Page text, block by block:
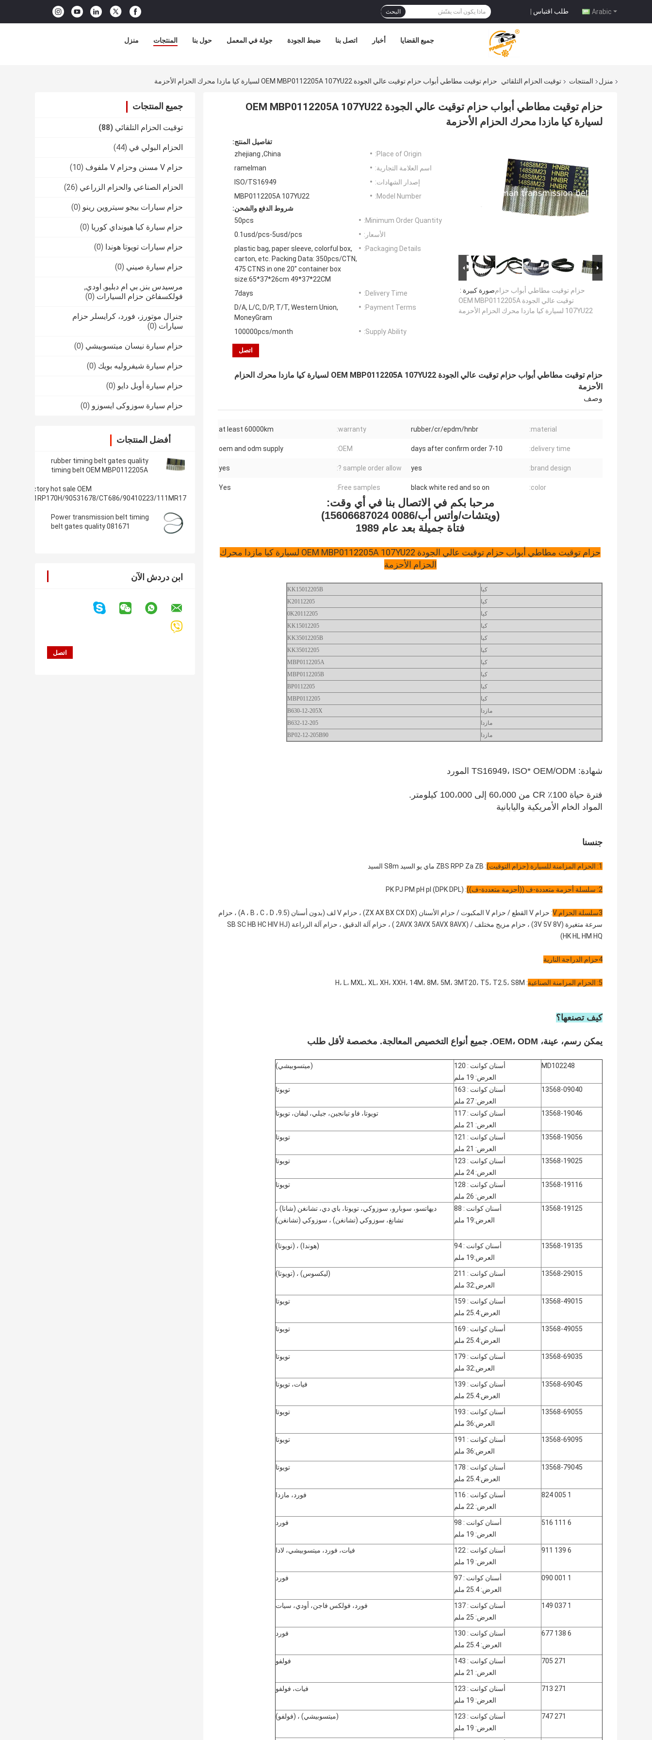
Arabic طلب اقتباس | البحث
منزل المنتجات حول بنا جولة في المعمل ضبط الجودة اتصل بنا أخبار جميع القضايا
منزل المنتجات توقيت الحزام التلقائي حزام توقيت مطاطي أبواب حزام توقيت عالي الجودة OEM MBP0112205A 107YU22 لسيارة كيا مازدا محرك الحزام الأحزمة
جميع المنتجات
توقيت الحزام التلقائي (88)
الحزام البولي في (44)
حزام V مسنن وحزام V ملفوف (10)
الحزام الصناعي والحزام الزراعي (26)
حزام سيارات بيجو سيتروين رينو (0)
حزام سيارة كيا هيونداي كوريا (0)
حزام سيارات تويوتا هوندا (0)
حزام سيارة صيني (0)
مرسيدس بنز, بي ام دبليو, اودي,
فولكسفاغن حزام السيارات (0)
جنرال موتورز، فورد، كرايسلر حزام
سيارات (0)
حزام سيارة نيسان ميتسوبيشي (0)
حزام سيارة شيفروليه بويك (0)
حزام سيارة أوبل دايو (0)
حزام سيارة سوزوكى ايسوزو (0)
أفضل المنتجات
rubber timing belt gates quality
timing belt OEM MBP0112205A
engine belt ramelman belts
factory hot sale OEM
111RP170H/90531678/CT686/90410223/111MR17
Power transmission belt timing
belt gates quality 081671
ابن دردش الآن
حزام توقيت مطاطي أبواب حزام توقيت عالي الجودة OEM MBP0112205A 107YU22
لسيارة كيا مازدا محرك الحزام الأحزمة
صورة كبيرة :حزام توقيت مطاطي أبواب حزام
توقيت عالي الجودة OEM MBP0112205A
107YU22 لسيارة كيا مازدا محرك الحزام الأحزمة
تفاصيل المنتج:
Place of Origin:
zhejiang ,China
اسم العلامة التجارية:
ramelman
إصدار الشهادات:
ISO/TS16949
Model Number:
MBP0112205A 107YU22
شروط الدفع والشحن:
Minimum Order Quantity:
50pcs
الأسعار:
0.1usd/pcs-5usd/pcs
Packaging Details:
plastic bag, paper sleeve, colorful box,
carton, etc. Packing Data: 350pcs/CTN,
475 CTNS in one 20'' container box
size:65*37*26cm 49*37*22CM
Delivery Time:
7days
Payment Terms:
D/A, L/C, D/P, T/T, Western Union,
MoneyGram
Supply Ability:
100000pcs/month
اتصل
حزام توقيت مطاطي أبواب حزام توقيت عالي الجودة OEM MBP0112205A 107YU22 لسيارة كيا مازدا محرك الحزام
الأحزمة
وصف
material:
rubber/cr/epdm/hnbr
warranty:
at least 60000km
delivery time:
7-10 days after confirm order
OEM:
oem and odm supply
brand design:
yes
sample order allow ?:
yes
color:
black white red and so on
Free samples:
Yes
مرحبا بكم في الاتصال بنا في أي وقت:
(ويتشات/واتس أب/0086 15606687024)
فتاة جميلة بعد عام 1989
حزام توقيت مطاطي أبواب حزام توقيت عالي الجودة OEM MBP0112205A 107YU22 لسيارة كيا مازدا محرك
الحزام الأحزمة
كيا
KK15012205B
كيا
K20112205
كيا
0K20112205
كيا
KK15012205
كيا
KK35012205B
كيا
KK35012205
كيا
MBP0112205A
كيا
MBP0112205B
كيا
BP0112205
كيا
MBP0112205
مازدا
B630-12-205X
مازدا
B632-12-205
مازدا
BP02-12-205B90
شهادة: TS16949، ISO* OEM/ODM المورد
فترة حياة 100٪ CR من 60،000 إلى 100،000 كيلومتر.
المواد الخام الأمريكية واليابانية
جنسنا
1: الحزام المزامنة للسيارة (حزام التوقيت) : ZBS RPP Za ZB ماي يو السيد S8m السيد
2: سلسلة أحزمة متعددة-ف ((أحزمة متعددة-ف)) : PK PJ PM pH pl (DPK DPL)
3سلسلة الحزام V
: حزام V القطع / حزام V المكبوت / حزام الأسنان (ZX AX BX CX DX) ، حزام V لف (بدون أسنان (9.5، A ، B ، C ، D) ، حزام
سرعة متغيرة (3V 5V 8V) ، حزام مزيج مختلف / (2AVX 3AVX 5AVX 8AVX ) ، حزام آلة الدقيق ، حزام آلة الزراعة (SB SC HB HC HIV HJ
HK HL HM HQ)
4حزام الدراجة النارية
5: الحزام المزامنة الصناعية : H، L، MXL، XL، XH، XXH، 14M، 8M، 5M، 3MT20، T5، T2.5، S8M
كيف تصنعها؟
يمكن رسم، عينة، OEM، ODM. جميع أنواع التخصيص المعالجة. مخصصة لأقل طلب
MD102248
أسنان كوانت : 120
العرض: 19 ملم
(ميتسوبيشي)
13568-09040
أسنان كوانت : 163
العرض: 27 ملم
تويوتا
13568-19046
أسنان كوانت : 117
العرض: 21 ملم
تويوتا، فاو تيانجين، جيلي، ليفان، تويوتا
13568-19056
أسنان كوانت : 121
العرض: 21 ملم
تويوتا
13568-19025
أسنان كوانت : 123
العرض: 24 ملم
تويوتا
13568-19116
أسنان كوانت : 128
العرض: 26 ملم
تويوتا
13568-19125
أسنان كوانت : 88
العرض:19 ملم
ديهاتسو، سوبارو، سوزوكي، تويوتا، باي دي، تشانغن (شانا) ،
تشانغ، سوزوكي (تشانغن) ، سوزوكي (تشانغن)
13568-19135
أسنان كوانت : 94
العرض:19 ملم
(هوندا) ، (تويوتا)
13568-29015
أسنان كوانت : 211
العرض:32 ملم
(ليكسوس) ، (تويوتا)
13568-49015
أسنان كوانت : 159
العرض:25.4 ملم
تويوتا
13568-49055
أسنان كوانت : 169
العرض:25.4 ملم
تويوتا
13568-69035
أسنان كوانت : 179
العرض:32 ملم
تويوتا
13568-69045
أسنان كوانت : 139
العرض:25.4 ملم
فيات، تويوتا
13568-69055
أسنان كوانت : 193
العرض:36 ملم
تويوتا
13568-69095
أسنان كوانت : 191
العرض:36 ملم
تويوتا
13568-79045
أسنان كوانت : 178
العرض:25.4 ملم
تويوتا
1 005 824
أسنان كوانت : 116
العرض: 22 ملم
فورد، مازدا
6 111 516
أسنان كوانت : 98
العرض: 19 ملم
فورد
6 139 911
أسنان كوانت : 122
العرض: 19 ملم
فيات، فورد، ميتسوبيشي، لادا
1 001 090
أسنان كوانت : 97
العرض: 25.4 ملم
فورد
1 037 149
أسنان كوانت : 137
العرض: 25 ملم
فورد، فولكس فاجن، أودي، سيات
6 138 677
أسنان كوانت : 130
العرض: 25.4 ملم
فورد
271 705
أسنان كوانت : 143
العرض: 21 ملم
فولفو
271 713
أسنان كوانت : 123
العرض: 19 ملم
فيات، فولفو
271 747
أسنان كوانت : 123
العرض: 19 ملم
(ميتسوبيشي) ، (فولفو)